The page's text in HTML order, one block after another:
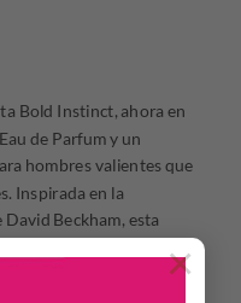
×
Bold Instinct, ahora en
de Parfum y un
hombres valientes que
Inspirada en la
Beckham, esta
poder y
negro opaco, con tapa